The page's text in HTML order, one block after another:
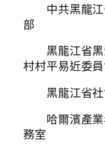
中共黑龍江
部
黑龍江省黑
村村平易近委
黑龍江省社
哈爾濱產業
務室